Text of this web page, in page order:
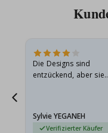
Die Designs sind
entzückend, aber sie
sie…
Sylvie YEGANEH
Verifizierter Käufer